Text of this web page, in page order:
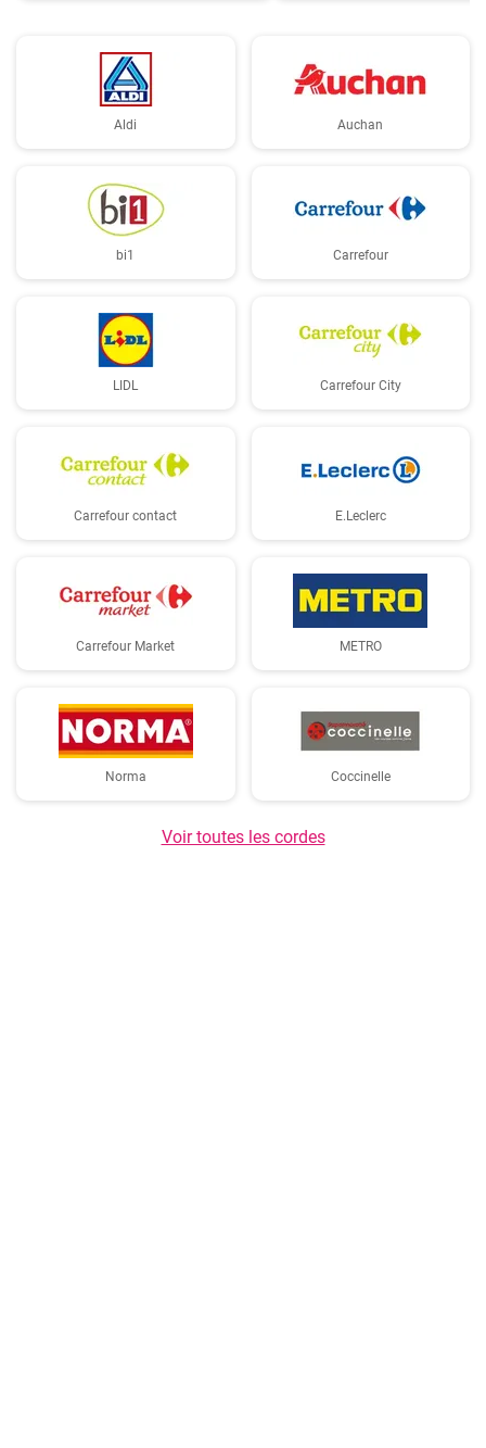
Aldi Auchan
bi1 Carrefour
LIDL Carrefour City
Carrefour contact E.Leclerc
Carrefour Market METRO
Norma Coccinelle
Voir toutes les cordes